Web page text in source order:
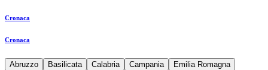
Cronaca
Cronaca
Abruzzo Basilicata Calabria Campania
Emilia Romagna